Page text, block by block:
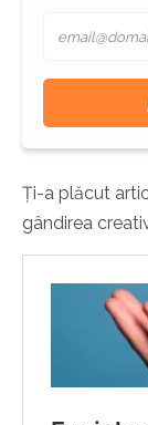
Ți-a plăcut
gândirea